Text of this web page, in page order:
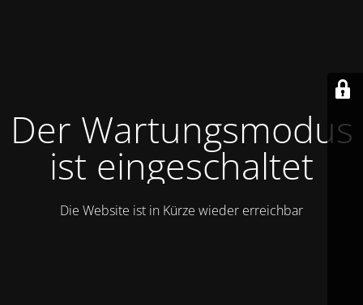
Der Wartungsmodus
ist eingeschaltet
Die Website ist in Kürze wieder erreichbar